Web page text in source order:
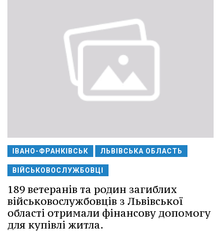
ІВАНО-ФРАНКІВСЬК ЛЬВІВСЬКА ОБЛАСТЬ
ВІЙСЬКОВОСЛУЖБОВЦІ
189 ветеранів та родин загиблих
військовослужбовців з Львівської
області отримали фінансову допомогу
для купівлі житла.